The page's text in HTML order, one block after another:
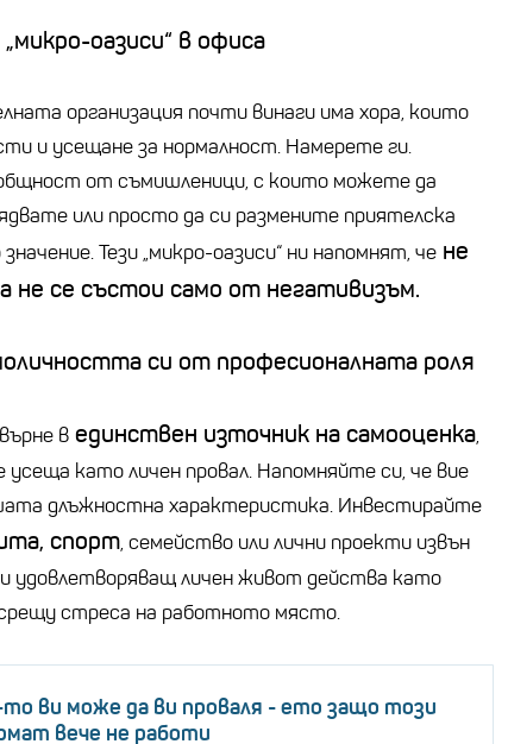
оазиси“ в офиса
организация почти винаги има хора, които
и усещане за нормалност. Намерете ги.
от съмишленици, с които можете да
или просто да си размените приятелска
Тези „микро-оазиси“ ни напомнят, че не
не се състои само от негативизъм.
си от професионалната роля
в единствен източник на самооценка,
усеща като личен провал. Напомняйте си, че вие
длъжностна характеристика. Инвестирайте
спорт, семейство или лични проекти извън
удовлетворяващ личен живот действа като
стреса на работното място.
то ви може да ви проваля - ето защо този
вече не работи